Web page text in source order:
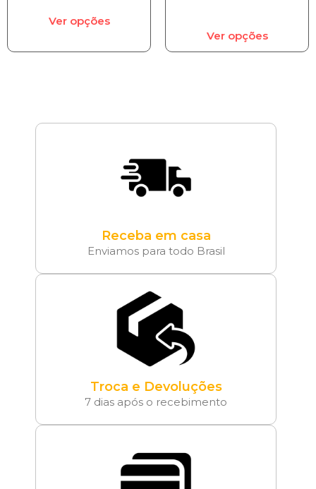
Ver opções
Ver opções
Receba em casa
Enviamos para todo Brasil
Troca e Devoluções
7 dias após o recebimento